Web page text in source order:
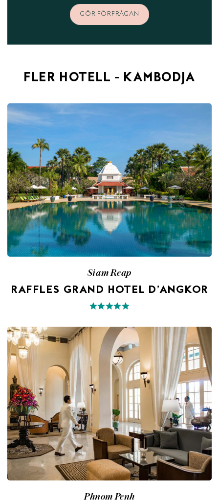
GÖR FÖRFRÅGAN
FLER HOTELL - KAMBODJA
Siam Reap
RAFFLES GRAND HOTEL D’ANGKOR
Phnom Penh